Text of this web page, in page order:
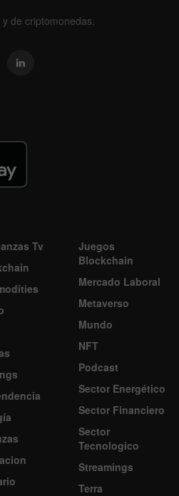
de criptomonedas.
Tv
Juegos
Blockchain
Mercado Laboral
Metaverso
Mundo
NFT
Podcast
Sector Energético
Sector Financiero
Sector
Tecnologico
Streamings
Terra